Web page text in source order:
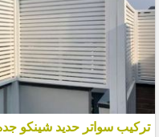
تركيب سواتر حديد شينكو